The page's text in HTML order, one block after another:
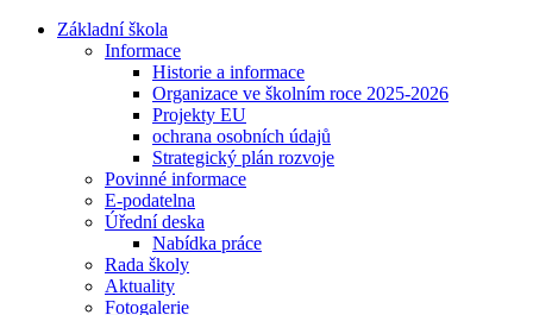
Základní škola
Informace
Historie a informace
Organizace ve školním roce 2025-2026
Projekty EU
ochrana osobních údajů
Strategický plán rozvoje
Povinné informace
E-podatelna
Úřední deska
Nabídka práce
Rada školy
Aktuality
Fotogalerie